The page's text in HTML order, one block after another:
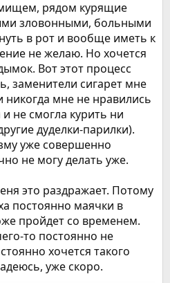
рядом курящие
зловонными, больными
в рот и вообще иметь к
не желаю. Но хочется
Вот этот процесс
заменители сигарет мне
никогда мне не нравились
не смогла курить ни
дуделки-парилки).
уже совершенно
не могу делать уже.
это раздражает. Потому
постоянно маячки в
пройдет со временем.
то постоянно не
хочется такого
уже скоро.